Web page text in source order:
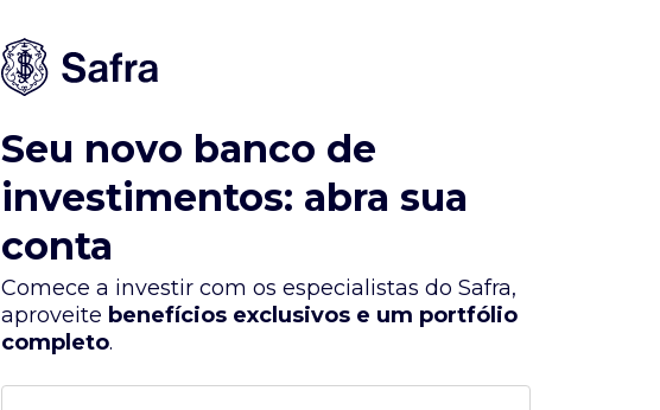
Seu novo banco de
investimentos: abra sua
conta
Comece a investir com os especialistas do Safra,
aproveite benefícios exclusivos e um portfólio
completo.